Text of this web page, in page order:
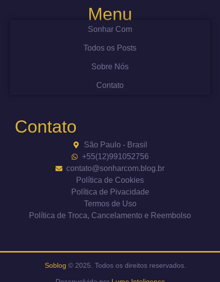
Menu
Sonhar Com
Todos os Posts
Sobre Nós
Contato
Contato
São Paulo - Brasil
+55(12)991052756
contato@sonharcom.blog.br
Política de Cookies
Política de Pivacidade
Termos de Uso
Política de Troca, Cancelamento e Reembolso
Soblog © 2025. Todos os direitos reservados.